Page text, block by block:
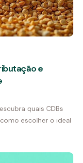
e
quais CDBs
escolher o ideal